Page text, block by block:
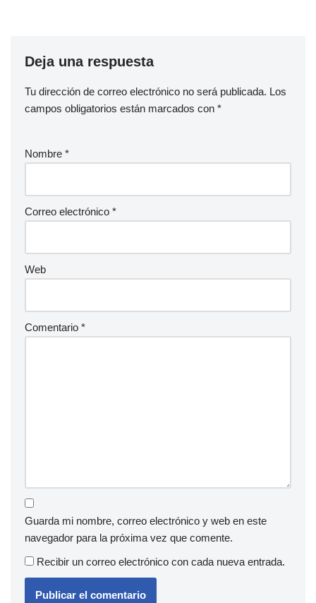
Deja una respuesta
Tu dirección de correo electrónico no será publicada. Los
campos obligatorios están marcados con *
Nombre *
Correo electrónico *
Web
Comentario *
Guarda mi nombre, correo electrónico y web en este
navegador para la próxima vez que comente.
Recibir un correo electrónico con cada nueva entrada.